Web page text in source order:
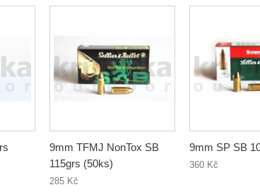
9mm TFMJ NonTox SB
115grs (50ks)
285 Kč
9mm SP SB
360 Kč